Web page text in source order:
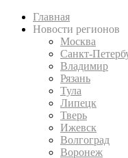
Главная
Новости регионов
Москва
Санкт-
Владимир
Рязань
Тула
Липецк
Тверь
Ижевск
Волгоград
Воронеж